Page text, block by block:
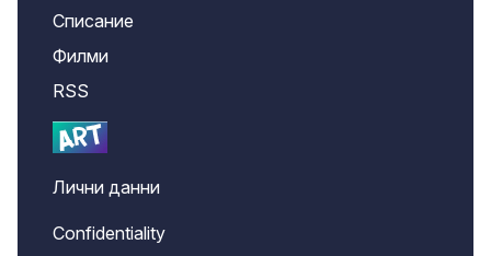
Списание
Филми
RSS
Лични данни
Confidentiality